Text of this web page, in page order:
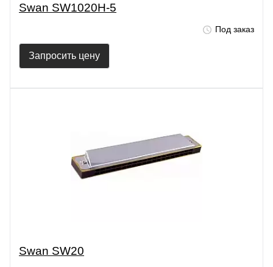
Swan SW1020H-5
Под заказ
Запросить цену
Swan SW20